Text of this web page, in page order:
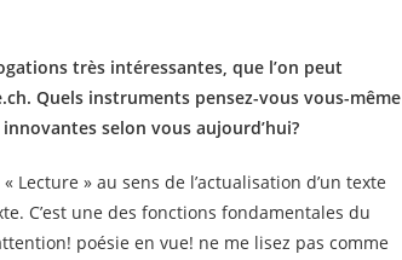
très intéressantes, que l’on peut
Quels instruments pensez-vous vous-même
selon vous aujourd’hui?
» au sens de l’actualisation d’un texte
C’est une des fonctions fondamentales du
poésie en vue! ne me lisez pas comme